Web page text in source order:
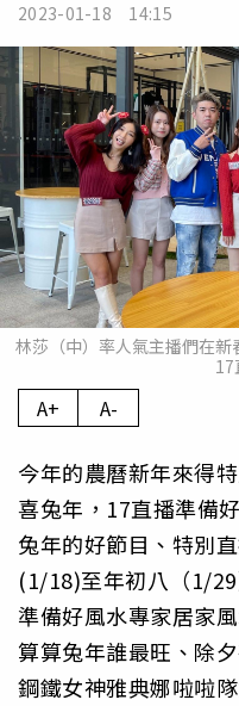
2023-01-18 14:15
林莎（中）率人氣主播們在
17
A+ A-
今年的農曆新年來得
喜兔年，17直播準備
兔年的好節目、特別
(1/18)至年初八（1/
準備好風水專家居家
算算兔年誰最旺、除
鋼鐵女神雅典娜啦啦